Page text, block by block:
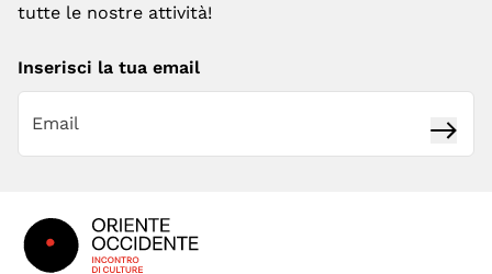
tutte le nostre attività!
Inserisci la tua email